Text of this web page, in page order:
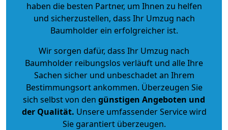
haben die besten Partner, um Ihnen zu helfen
und sicherzustellen, dass Ihr Umzug nach
Baumholder ein erfolgreicher ist.
Wir sorgen dafür, dass Ihr Umzug nach
Baumholder reibungslos verläuft und alle Ihre
Sachen sicher und unbeschadet an Ihrem
Bestimmungsort ankommen. Überzeugen Sie
sich selbst von den günstigen Angeboten und
der Qualität. Unsere umfassender Service wird
Sie garantiert überzeugen.